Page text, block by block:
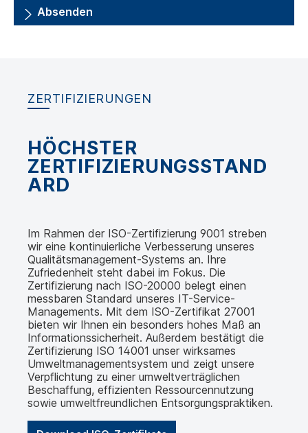
Absenden
ZERTIFIZIERUNGEN
HÖCHSTER
ZERTIFIZIERUNGSSTAND
ARD
Im Rahmen der ISO-Zertifizierung 9001 streben
wir eine kontinuierliche Verbesserung unseres
Qualitätsmanagement-Systems an. Ihre
Zufriedenheit steht dabei im Fokus. Die
Zertifizierung nach ISO-20000 belegt einen
messbaren Standard unseres IT-Service-
Managements. Mit dem ISO-Zertifikat 27001
bieten wir Ihnen ein besonders hohes Maß an
Informationssicherheit. Außerdem bestätigt die
Zertifizierung ISO 14001 unser wirksames
Umweltmanagementsystem und zeigt unsere
Verpflichtung zu einer umweltverträglichen
Beschaffung, effizienten Ressourcennutzung
sowie umweltfreundlichen Entsorgungspraktiken.